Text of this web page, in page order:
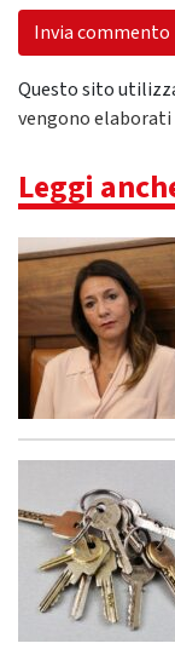
Questo sito
vengono
Leggi